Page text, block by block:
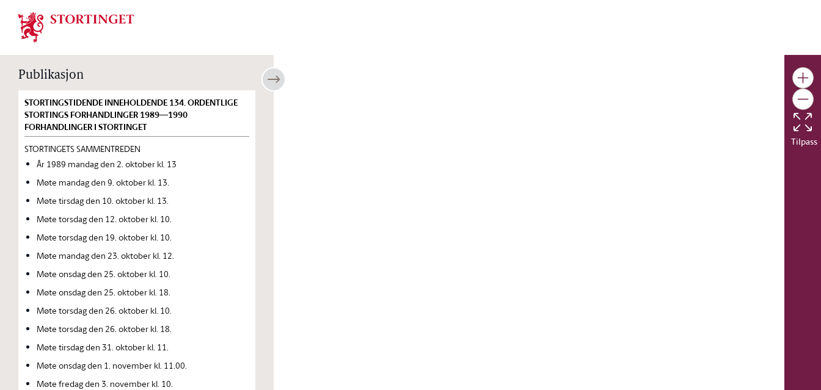
Stortinget.no
Publikasjon
STORTINGSTIDENDE INNEHOLDENDE 134. ORDENTLIGE
STORTINGS FORHANDLINGER 1989—1990
FORHANDLINGER I STORTINGET
STORTINGETS SAMMENTREDEN
År 1989 mandag den 2. oktober kl. 13
Møte mandag den 9. oktober kl. 13.
Møte tirsdag den 10. oktober kl. 13.
Møte torsdag den 12. oktober kl. 10.
Møte torsdag den 19. oktober kl. 10.
Møte mandag den 23. oktober kl. 12.
Møte onsdag den 25. oktober kl. 10.
Møte onsdag den 25. oktober kl. 18.
Møte torsdag den 26. oktober kl. 10.
Møte torsdag den 26. oktober kl. 18.
Møte tirsdag den 31. oktober kl. 11.
Møte onsdag den 1. november kl. 11.00.
Møte fredag den 3. november kl. 10.